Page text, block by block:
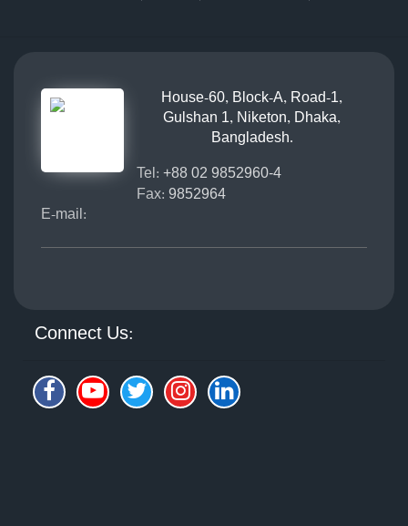
House-60, Block-A, Road-1,
Gulshan 1, Niketon, Dhaka,
Bangladesh.
Tel: +88 02 9852960-4
Fax: 9852964
E-mail:
Connect Us: